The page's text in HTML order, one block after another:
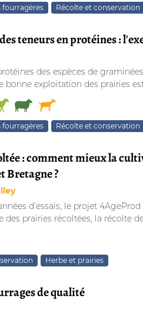
fourragères Récolte et conservation
teneurs en protéines :
des espèces de
bonne exploitation des prairies
fourragères Récolte et conservation
: comment mieux la
Bretagne ?
d’essais, le projet
des prairies récoltées, la récolte de
Herbe et prairies
de qualité